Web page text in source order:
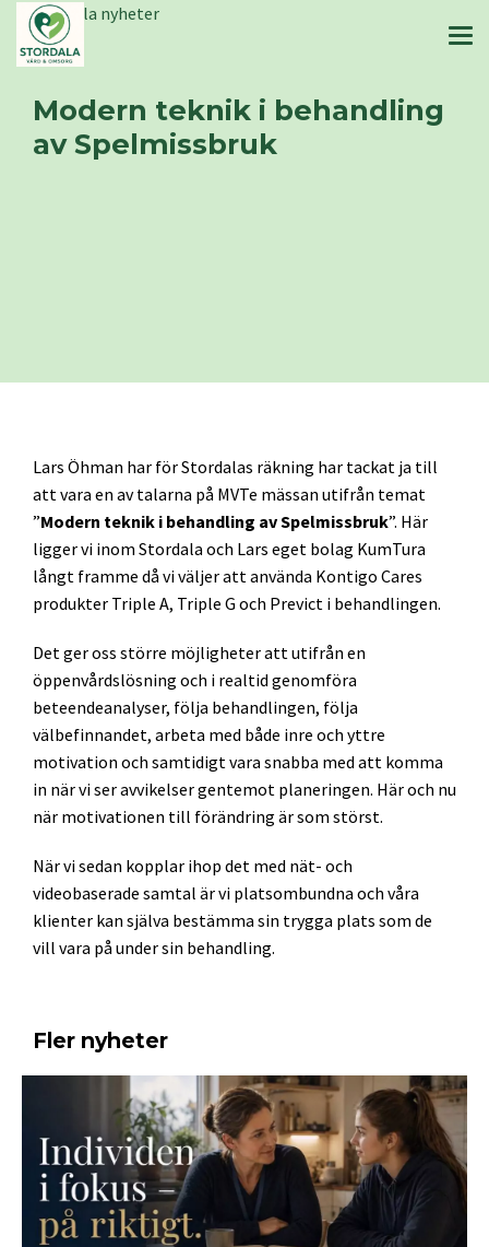
Stordala nyheter
Modern teknik i behandling
av Spelmissbruk
Lars Öhman har för Stordalas räkning har tackat ja till
att vara en av talarna på MVTe mässan utifrån temat
”Modern teknik i behandling av Spelmissbruk”. Här
ligger vi inom Stordala och Lars eget bolag KumTura
långt framme då vi väljer att använda Kontigo Cares
produkter Triple A, Triple G och Previct i behandlingen.
Det ger oss större möjligheter att utifrån en
öppenvårdslösning och i realtid genomföra
beteendeanalyser, följa behandlingen, följa
välbefinnandet, arbeta med både inre och yttre
motivation och samtidigt vara snabba med att komma
in när vi ser avvikelser gentemot planeringen. Här och nu
när motivationen till förändring är som störst.
När vi sedan kopplar ihop det med nät- och
videobaserade samtal är vi platsombundna och våra
klienter kan själva bestämma sin trygga plats som de
vill vara på under sin behandling.
Fler nyheter